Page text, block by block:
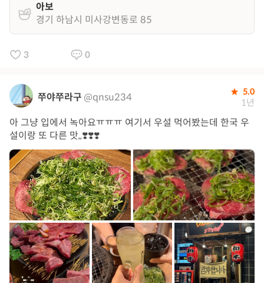
아보
경기 하남시 미사강변동로 85
3 0
쭈야쭈라구 @qnsu234 5.0
1년
아 그냥 입에서 녹아요ㅠㅠㅠ 여기서 우설 먹어봤는데 한국 우
설이랑 또 다른 맛,,❣️❣️❣️